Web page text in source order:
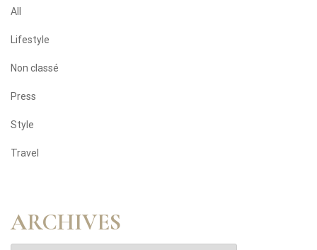
All
Lifestyle
Non classé
Press
Style
Travel
ARCHIVES